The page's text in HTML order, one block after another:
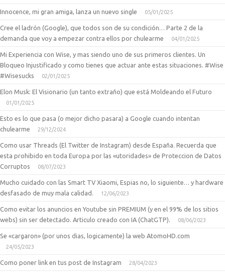
Innocence, mi gran amiga, lanza un nuevo single 05/01/2025
Cree el ladrón (Google), que todos son de su condición… Parte 2 de la
demanda que voy a empezar contra ellos por chulearme
04/01/2025
Mi Experiencia con Wise, y mas siendo uno de sus primeros clientes. Un
Bloqueo Injustificado y como tienes que actuar ante estas situaciones. #Wise
#Wisesucks
02/01/2025
Elon Musk: El Visionario (un tanto extraño) que está Moldeando el Futuro
01/01/2025
Esto es lo que pasa (o mejor dicho pasara) a Google cuando intentan
chulearme
29/12/2024
Como usar Threads (El Twitter de Instagram) desde España. Recuerda que
esta prohibido en toda Europa por las «utoridades» de Proteccion de Datos
Corruptos
08/07/2023
Mucho cuidado con las Smart TV Xiaomi, Espias no, lo siguiente… y hardware
desfasado de muy mala calidad.
12/06/2023
Como evitar los anuncios en Youtube sin PREMIUM (y en el 99% de los sitios
webs) sin ser detectado. Articulo creado con IA (ChatGTP).
08/06/2023
Se «cargaron» (por unos dias, logicamente) la web AtomoHD.com
24/05/2023
Como poner link en tus post de Instagram 28/04/2023